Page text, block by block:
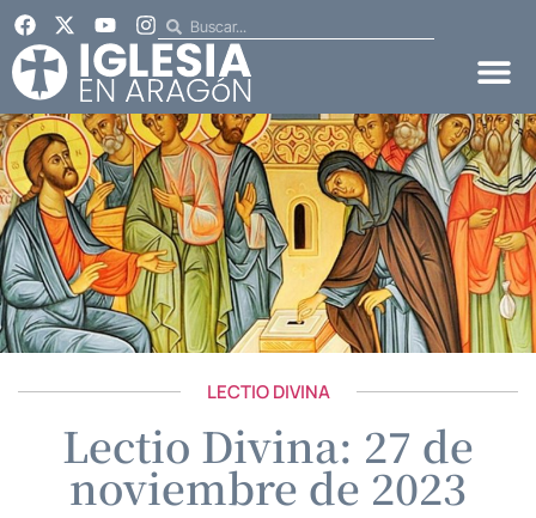
LECTIO DIVINA
Lectio Divina: 27 de
noviembre de 2023